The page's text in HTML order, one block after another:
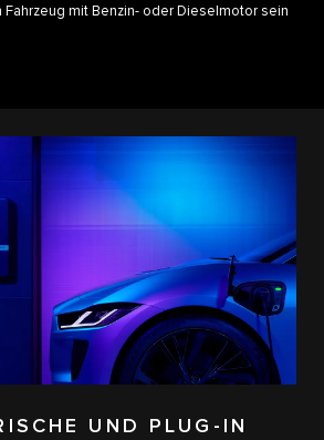
Fahrzeug mit Benzin- oder Dieselmotor sein
UND PLUG-IN